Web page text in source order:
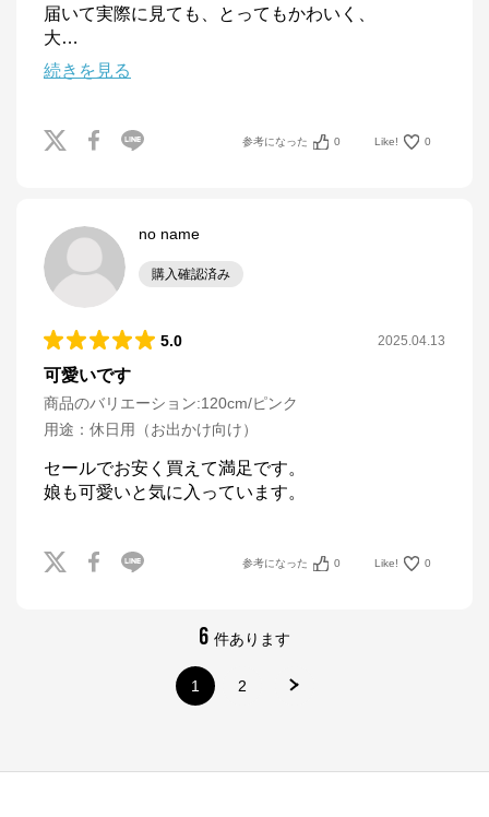
届いて実際に見ても、とってもかわいく、
大…
続きを見る
参考になった 0 Like! 0
no name
購入確認済み
5.0 2025.04.13
可愛いです
商品のバリエーション:120cm/ピンク
用途 ： 休日用（お出かけ向け）
セールでお安く買えて満足です。
娘も可愛いと気に入っています。
参考になった 0 Like! 0
6 件あります
1 2